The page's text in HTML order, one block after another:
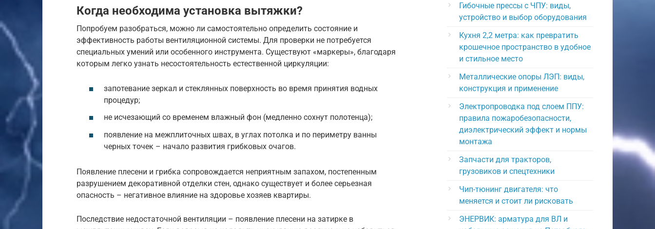
Когда необходима установка вытяжки?
Попробуем разобраться, можно ли самостоятельно определить состояние и
эффективность работы вентиляционной системы. Для проверки не потребуется
специальных умений или особенного инструмента. Существуют «маркеры», благодаря
которым легко узнать несостоятельность естественной циркуляции:
запотевание зеркал и стеклянных поверхность во время принятия водных
процедур;
не исчезающий со временем влажный фон (медленно сохнут полотенца);
появление на межплиточных швах, в углах потолка и по периметру ванны
черных точек – начало развития грибковых очагов.
Появление плесени и грибка сопровождается неприятным запахом, постепенным
разрушением декоративной отделки стен, однако существует и более серьезная
опасность – негативное влияние на здоровье хозяев квартиры.
Последствие недостаточной вентиляции – появление плесени на затирке в
Гибочные прессы с ЧПУ: виды,
устройство и выбор оборудования
Кухня 2,2 метра: как превратить
крошечное пространство в удобное
и стильное место
Металлические опоры ЛЭП: виды,
конструкция и применение
Электропроводка под слоем ППУ:
правила пожаробезопасности,
диэлектрический эффект и нормы
монтажа
Запчасти для тракторов,
грузовиков и спецтехники
Чип-тюнинг двигателя: что
меняется и стоит ли рисковать
ЭНЕРВИК: арматура для ВЛ и